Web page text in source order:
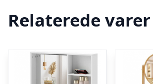
Relaterede varer